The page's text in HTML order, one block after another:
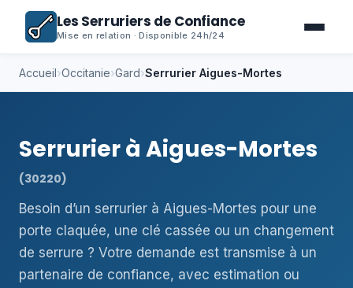
Les Serruriers de Confiance
Mise en relation · Disponible 24h/24
Accueil›Occitanie›Gard›Serrurier Aigues-Mortes
Serrurier à Aigues-Mortes
(30220)
Besoin d’un serrurier à Aigues-Mortes pour une
porte claquée, une clé cassée ou un changement
de serrure ? Votre demande est transmise à un
partenaire de confiance, avec estimation ou